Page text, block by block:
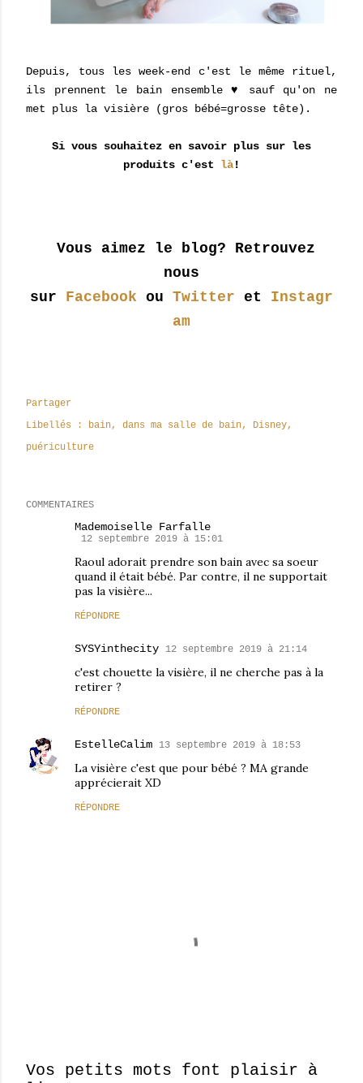
Depuis, tous les week-end c'est le même rituel,
ils prennent le bain ensemble ♥ sauf qu'on ne
met plus la visière (gros bébé=grosse tête).
Si vous souhaitez en savoir plus sur les
produits c'est là!
Vous aimez le blog? Retrouvez
nous
sur Facebook ou Twitter et Instagr
am
Partager
Libellés :
bain dans ma salle de bain
Disney
puériculture
COMMENTAIRES
Mademoiselle Farfalle
12 septembre 2019 à 15:01
Raoul adorait prendre son bain avec sa soeur
quand il était bébé. Par contre, il ne supportait
pas la visière...
RÉPONDRE
SYSYinthecity 12 septembre 2019 à 21:14
c'est chouette la visière, il ne cherche pas à la
retirer ?
RÉPONDRE
EstelleCalim 13 septembre 2019 à 18:53
La visière c'est que pour bébé ? MA grande
apprécierait XD
RÉPONDRE
Vos petits mots font plaisir à